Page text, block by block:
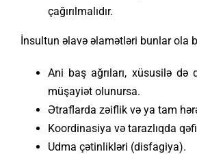
çağırılmalıdır.
İnsultun əlavə əlamətləri bunlar ola
Ani baş ağrıları, xüsusilə də
müşayiət olunursa.
Ətraflarda zəiflik və ya tam
Koordinasiya və tarazlıqda
Udma çətinlikləri (disfagiya).